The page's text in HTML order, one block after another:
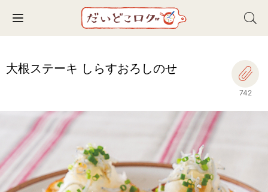
Toggle navigation
大根ステーキ しらすおろしのせ
742